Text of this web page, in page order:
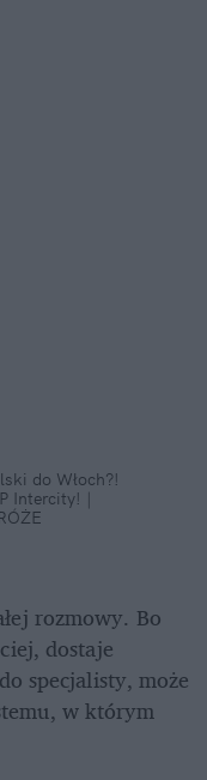
do Włoch?!
Intercity! |
rozmowy. Bo
dostaje
specjalisty, może
w którym